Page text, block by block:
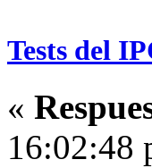
Tests del
«
16:02:48